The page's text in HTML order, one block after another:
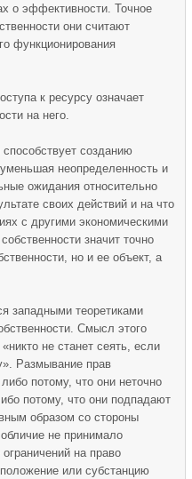
о эффективности. Точное
они считают
функционирования
к ресурсу означает
на него.
созданию
неопределенность и
ожидания относительно
своих действий и на что
с другими экономическими
значит точно
но и ее объект, а
западными теоретиками
Смысл этого
не станет сеять, если
Размывание прав
потому, что они неточно
потому, что они подпадают
образом со стороны
не принимало
на право
или субстанцию